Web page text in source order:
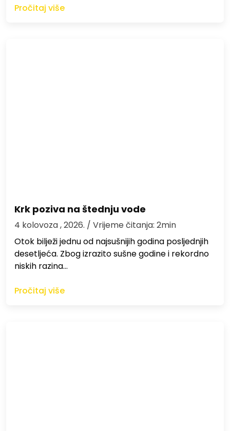
Pročitaj više
Krk poziva na štednju vode
4 kolovoza , 2026. / Vrijeme čitanja: 2min
Otok bilježi jednu od najsušnijih godina posljednjih
desetljeća. Zbog izrazito sušne godine i rekordno
niskih razina…
Pročitaj više